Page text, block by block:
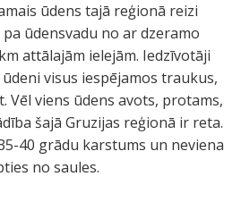
ūdens tajā reģionā reizi
ūdensvadu no ar dzeramo
attālajām ielejām. Iedzīvotāji
visus iespējamos traukus,
Vēl viens ūdens avots, protams,
šajā Gruzijas reģionā ir reta.
40 grādu karstums un neviena
no saules.